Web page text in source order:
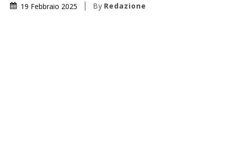
19 Febbraio 2025 By Redazione